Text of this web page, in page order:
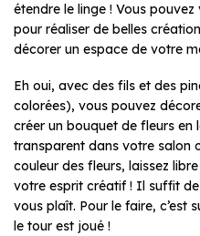
étendre le linge ! Vous
pour réaliser de belles
décorer un espace de votre
Eh oui, avec des fils et des
colorées), vous pouvez
créer un bouquet de fleurs en
transparent dans votre salon
couleur des fleurs, laissez
votre esprit créatif ! Il suffit
vous plaît. Pour le faire, c’est
le tour est joué !